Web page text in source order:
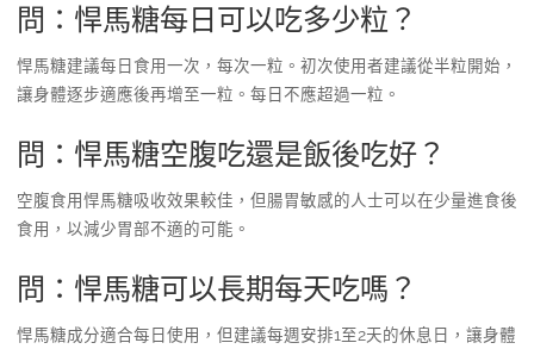
問：悍馬糖每日可以吃多少粒？
悍馬糖建議每日食用一次，每次一粒。初次使用者建議從半粒開始，
讓身體逐步適應後再增至一粒。每日不應超過一粒。
問：悍馬糖空腹吃還是飯後吃好？
空腹食用悍馬糖吸收效果較佳，但腸胃敏感的人士可以在少量進食後
食用，以減少胃部不適的可能。
問：悍馬糖可以長期每天吃嗎？
悍馬糖成分適合每日使用，但建議每週安排1至2天的休息日，讓身體